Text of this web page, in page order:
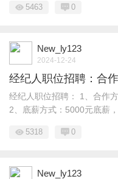
5463 0
New_ly123
2024-12-24
经纪人职位招聘：合
经纪人职位招聘： 1、合作
2、底薪方式：5000元底薪，
5318 0
New_ly123